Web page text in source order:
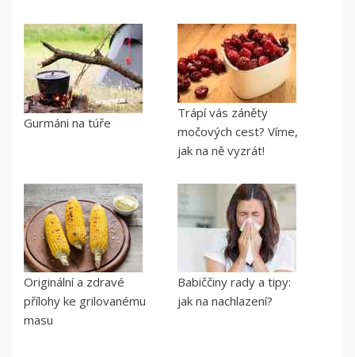
Gurmáni na túře
Trápí vás záněty
močových cest? Víme,
jak na ně vyzrát!
Originální a zdravé
přílohy ke grilovanému
masu
Babiččiny rady a tipy:
jak na nachlazení?